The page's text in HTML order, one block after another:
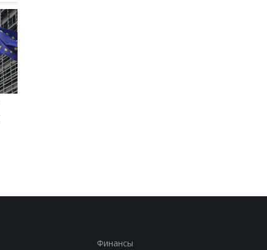
Финансы